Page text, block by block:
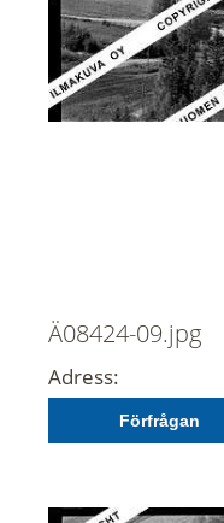
Ä08424-09.jpg
Adress:
Förfrågan